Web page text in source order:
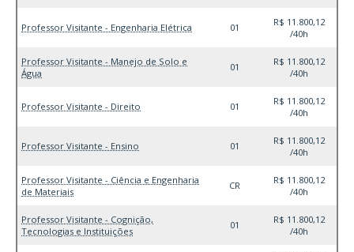
Professor Visitante - Engenharia Elétrica 01
R$ 11.800,12
/40h
Professor Visitante - Manejo de Solo e
Água
01
R$ 11.800,12
/40h
Professor Visitante - Direito 01
R$ 11.800,12
/40h
Professor Visitante - Ensino 01
R$ 11.800,12
/40h
Professor Visitante - Ciência e Engenharia
de Materiais
CR
R$ 11.800,12
/40h
Professor Visitante - Cognição,
Tecnologias e Instituições
01
R$ 11.800,12
/40h